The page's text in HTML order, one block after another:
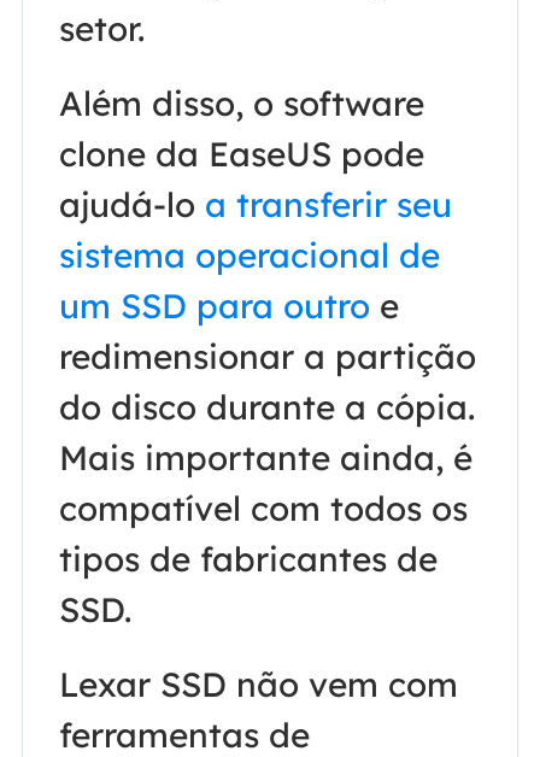
setor.
Além disso, o software
clone da EaseUS pode
ajudá-lo a transferir seu
sistema operacional de
um SSD para outro e
redimensionar a partição
do disco durante a cópia.
Mais importante ainda, é
compatível com todos os
tipos de fabricantes de
SSD.
Lexar SSD não vem com
ferramentas de